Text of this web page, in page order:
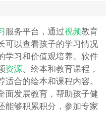
服务平台，通过视频教育
可以查看孩子的学习情况
学习和价值观培养。软件
资源、绘本和教育课程，
合的绘本和课程内容。
面发展教育，帮助孩子健
能够积累积分，参加专家